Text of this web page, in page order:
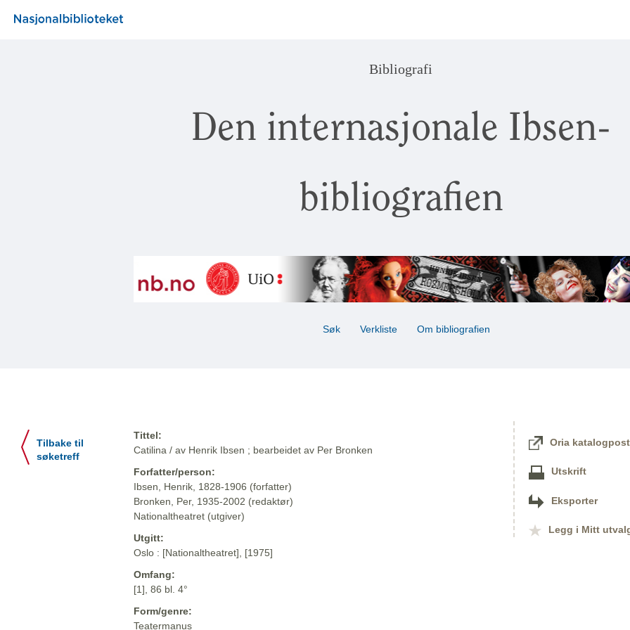
Bibliografi
Den internasjonale Ibsen-
bibliografien
Søk Verkliste Om bibliografien
Tilbake til
søketreff
Tittel:
Catilina / av Henrik Ibsen ; bearbeidet av Per Bronken
Forfatter/person:
Ibsen, Henrik, 1828-1906 (forfatter)
Bronken, Per, 1935-2002 (redaktør)
Nationaltheatret (utgiver)
Utgitt:
Oslo : [Nationaltheatret], [1975]
Omfang:
[1], 86 bl. 4°
Form/genre:
Teatermanus
Oria katalogpost
Utskrift
Eksporter
Legg i Mitt